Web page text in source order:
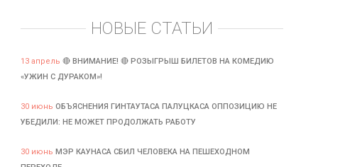
НОВЫЕ СТАТЬИ
13 апрель 🔴 ВНИМАНИЕ! 🔴 РОЗЫГРЫШ БИЛЕТОВ НА КОМЕДИЮ
«УЖИН С ДУРАКОМ»!
30 июнь ОБЪЯСНЕНИЯ ГИНТАУТАСА ПАЛУЦКАСА ОППОЗИЦИЮ НЕ
УБЕДИЛИ: НЕ МОЖЕТ ПРОДОЛЖАТЬ РАБОТУ
30 июнь МЭР КАУНАСА СБИЛ ЧЕЛОВЕКА НА ПЕШЕХОДНОМ